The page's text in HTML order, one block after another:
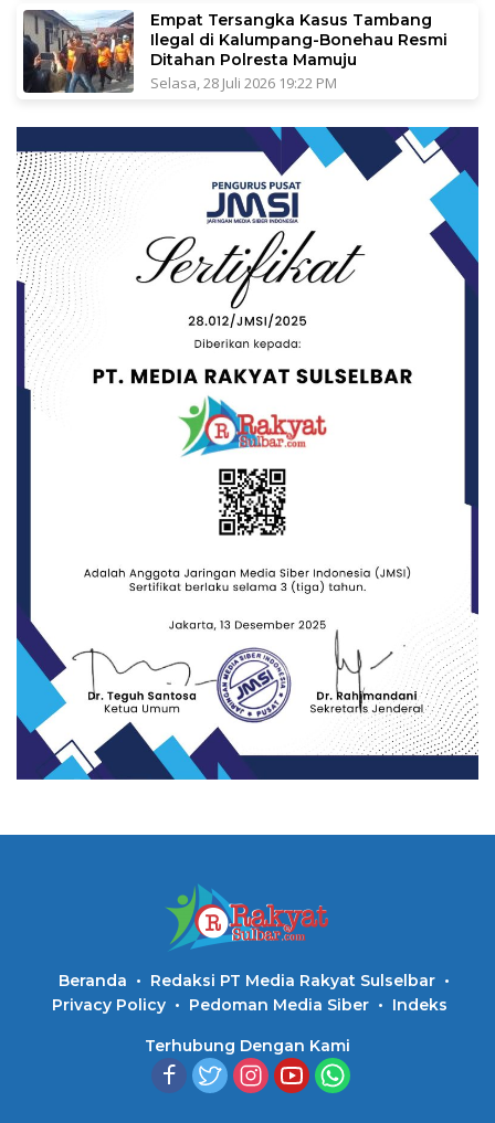
Empat Tersangka Kasus Tambang
Ilegal di Kalumpang-Bonehau Resmi
Ditahan Polresta Mamuju
Selasa, 28 Juli 2026 19:22 PM
Beranda
Redaksi PT Media Rakyat Sulselbar
Privacy Policy
Pedoman Media Siber Indeks
Terhubung Dengan Kami